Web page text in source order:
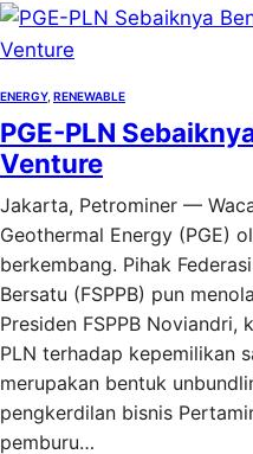
ENERGY, RENEWABLE
PGE-PLN
Venture
Jakarta, Petrominer —
Geothermal Energy (PGE)
berkembang. Pihak
Bersatu (FSPPB) pun
Presiden FSPPB Noviandri,
PLN terhadap kepemilikan
merupakan bentuk
pengkerdilan bisnis
pemburu…